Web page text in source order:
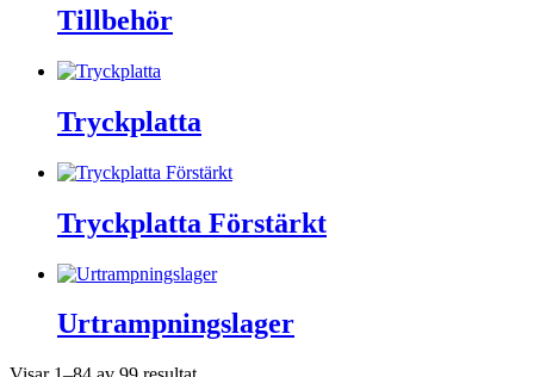
Tillbehör
Tryckplatta
Tryckplatta Förstärkt
Urtrampningslager